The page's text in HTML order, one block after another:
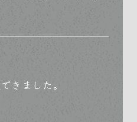
きました。